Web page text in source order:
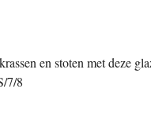
en stoten met deze
7/8